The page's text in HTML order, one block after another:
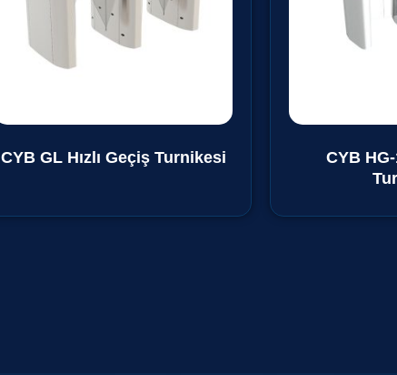
CYB GL Hızlı Geçiş Turnikesi
CYB HG-